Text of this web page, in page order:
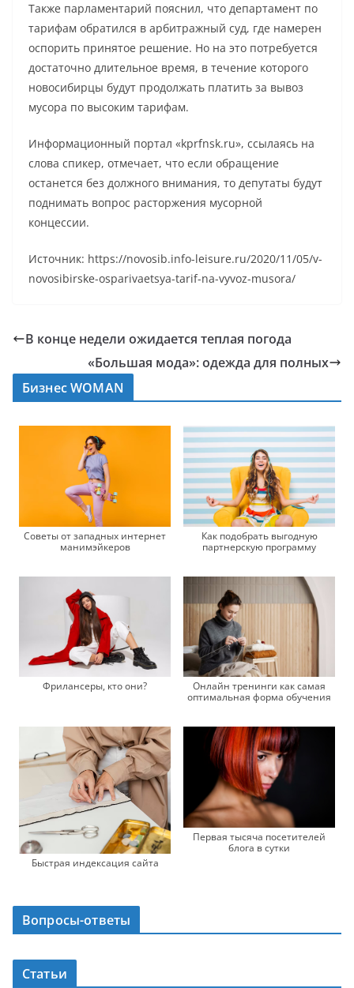
Также парламентарий пояснил, что департамент по
тарифам обратился в арбитражный суд, где намерен
оспорить принятое решение. Но на это потребуется
достаточно длительное время, в течение которого
новосибирцы будут продолжать платить за вывоз
мусора по высоким тарифам.
Информационный портал «kprfnsk.ru», ссылаясь на
слова спикер, отмечает, что если обращение
останется без должного внимания, то депутаты будут
поднимать вопрос расторжения мусорной
концессии.
Источник: https://novosib.info-leisure.ru/2020/11/05/v-
novosibirske-osparivaetsya-tarif-na-vyvoz-musora/
В конце недели ожидается теплая погода
«Большая мода»: одежда для полных
Бизнес WOMAN
Советы от западных интернет
манимэйкеров
Как подобрать выгодную
партнерскую программу
Фрилансеры, кто они?
Онлайн тренинги как самая
оптимальная форма обучения
Быстрая индексация сайта
Первая тысяча посетителей
блога в сутки
Вопросы-ответы
Статьи